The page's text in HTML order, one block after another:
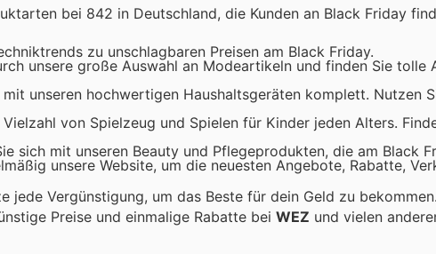
bei 842 in Deutschland, die Kunden an Black Friday
zu unschlagbaren Preisen am Black Friday.
unsere große Auswahl an Modeartikeln und finden Sie tolle
unseren hochwertigen Haushaltsgeräten komplett. Nutzen
von Spielzeug und Spielen für Kinder jeden Alters.
sich mit unseren Beauty und Pflegeprodukten, die am Black
unsere Website, um die neuesten Angebote, Rabatte,
jede Vergünstigung, um das Beste für dein Geld zu
Preise und einmalige Rabatte bei WEZ und vielen